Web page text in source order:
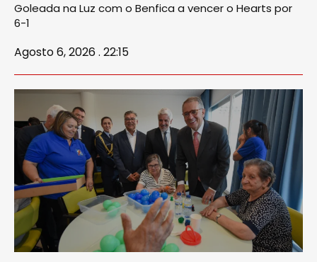
Goleada na Luz com o Benfica a vencer o Hearts por
6-1
Agosto 6, 2026 . 22:15